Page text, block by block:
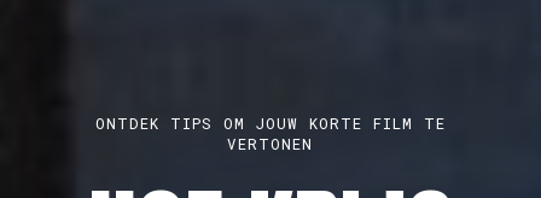
ONTDEK TIPS OM JOUW KORTE FILM TE
VERTONEN
MAAK EEN GRATIS PROFIEL AAN